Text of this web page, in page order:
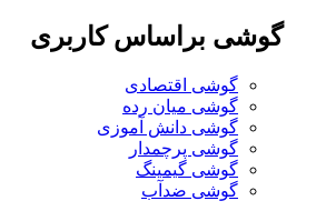
گوشی براساس کاربری
گوشی اقتصادی
گوشی میان رده
گوشی دانش آموزی
گوشی پرچمدار
گوشی گیمینگ
گوشی ضدآب